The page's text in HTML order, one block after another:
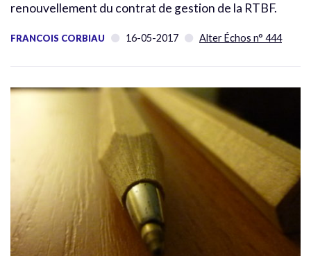
renouvellement du contrat de gestion de la RTBF.
FRANCOIS CORBIAU 16-05-2017 Alter Échos n° 444